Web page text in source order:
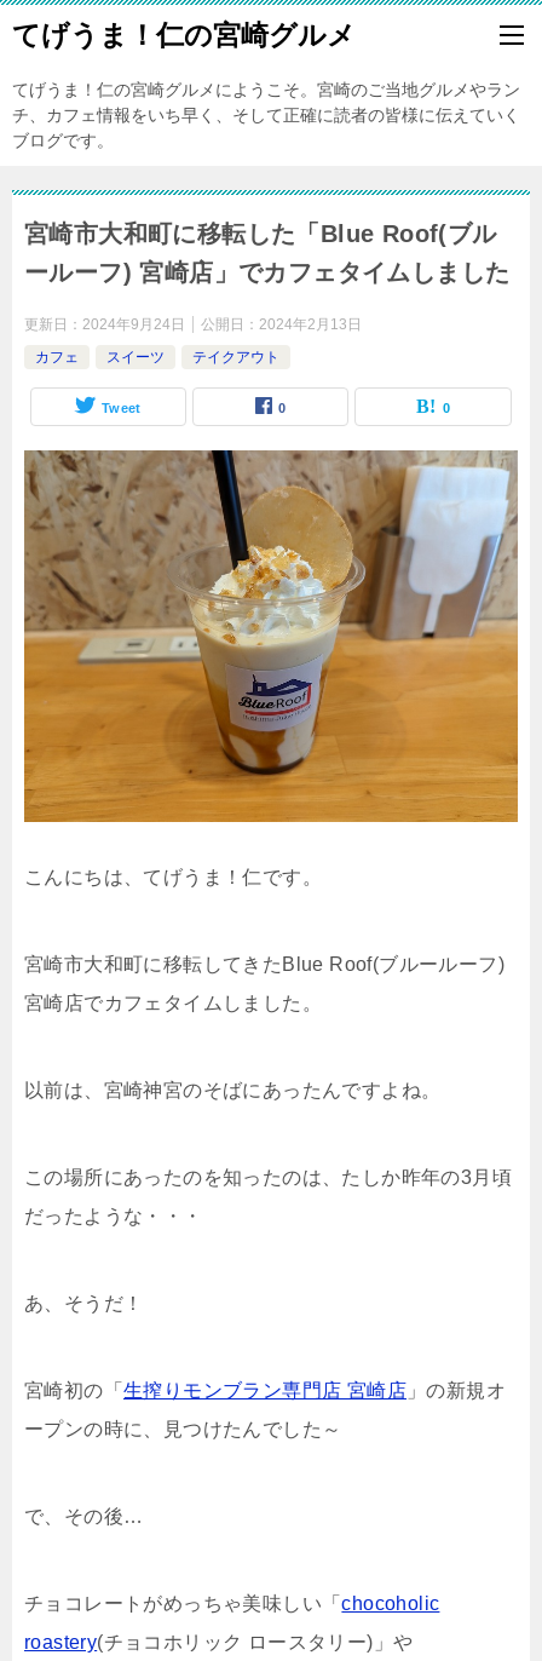
てげうま！仁の宮崎グルメ
てげうま！仁の宮崎グルメにようこそ。宮崎のご当地グルメやラン
チ、カフェ情報をいち早く、そして正確に読者の皆様に伝えていく
ブログです。
宮崎市大和町に移転した「Blue Roof(ブル
ールーフ) 宮崎店」でカフェタイムしました
更新日： 2024年9月24日 公開日： 2024年2月13日
カフェ
スイーツ テイクアウト
Tweet 0 0
こんにちは、てげうま！仁です。
宮崎市大和町に移転してきたBlue Roof(ブルールーフ)
宮崎店でカフェタイムしました。
以前は、宮崎神宮のそばにあったんですよね。
この場所にあったのを知ったのは、たしか昨年の3月頃
だったような・・・
あ、そうだ！
宮崎初の「 生搾りモンブラン専門店 宮崎店 」の新規オ
ープンの時に、見つけたんでした～
で、その後…
チョコレートがめっちゃ美味しい「chocoholic
roastery(チョコホリック ロースタリー)」や